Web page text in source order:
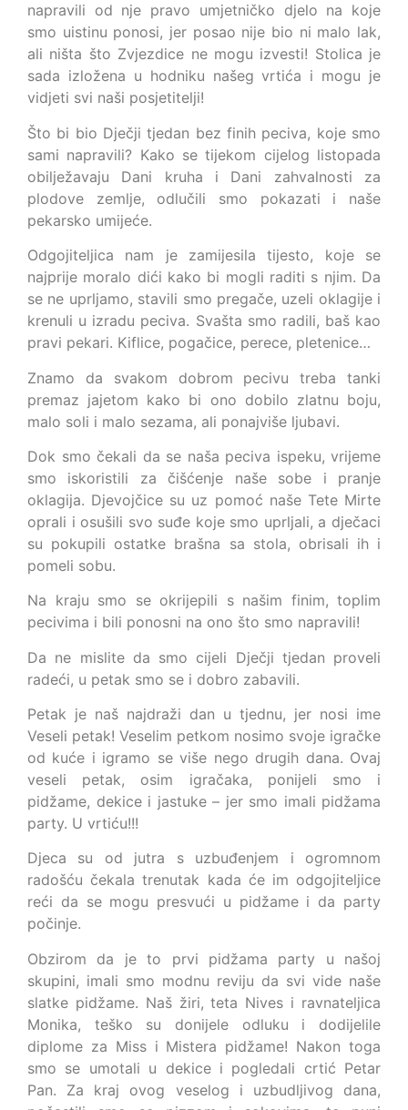
napravili od nje pravo umjetničko djelo na koje
smo uistinu ponosi, jer posao nije bio ni malo lak,
ali ništa što Zvjezdice ne mogu izvesti! Stolica je
sada izložena u hodniku našeg vrtića i mogu je
vidjeti svi naši posjetitelji!
Što bi bio Dječji tjedan bez finih peciva, koje smo
sami napravili? Kako se tijekom cijelog listopada
obilježavaju Dani kruha i Dani zahvalnosti za
plodove zemlje, odlučili smo pokazati i naše
pekarsko umijeće.
Odgojiteljica nam je zamijesila tijesto, koje se
najprije moralo dići kako bi mogli raditi s njim. Da
se ne uprljamo, stavili smo pregače, uzeli oklagije i
krenuli u izradu peciva. Svašta smo radili, baš kao
pravi pekari. Kiflice, pogačice, perece, pletenice…
Znamo da svakom dobrom pecivu treba tanki
premaz jajetom kako bi ono dobilo zlatnu boju,
malo soli i malo sezama, ali ponajviše ljubavi.
Dok smo čekali da se naša peciva ispeku, vrijeme
smo iskoristili za čišćenje naše sobe i pranje
oklagija. Djevojčice su uz pomoć naše Tete Mirte
oprali i osušili svo suđe koje smo uprljali, a dječaci
su pokupili ostatke brašna sa stola, obrisali ih i
pomeli sobu.
Na kraju smo se okrijepili s našim finim, toplim
pecivima i bili ponosni na ono što smo napravili!
Da ne mislite da smo cijeli Dječji tjedan proveli
radeći, u petak smo se i dobro zabavili.
Petak je naš najdraži dan u tjednu, jer nosi ime
Veseli petak! Veselim petkom nosimo svoje igračke
od kuće i igramo se više nego drugih dana. Ovaj
veseli petak, osim igračaka, ponijeli smo i
pidžame, dekice i jastuke – jer smo imali pidžama
party. U vrtiću!!!
Djeca su od jutra s uzbuđenjem i ogromnom
radošću čekala trenutak kada će im odgojiteljice
reći da se mogu presvući u pidžame i da party
počinje.
Obzirom da je to prvi pidžama party u našoj
skupini, imali smo modnu reviju da svi vide naše
slatke pidžame. Naš žiri, teta Nives i ravnateljica
Monika, teško su donijele odluku i dodijelile
diplome za Miss i Mistera pidžame! Nakon toga
smo se umotali u dekice i pogledali crtić Petar
Pan. Za kraj ovog veselog i uzbudljivog dana,